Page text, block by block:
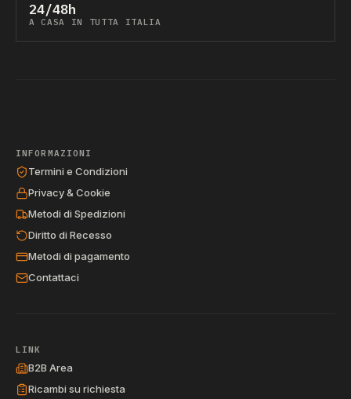
24/48h
A CASA IN TUTTA ITALIA
INFORMAZIONI
Termini e Condizioni
Privacy & Cookie
Metodi di Spedizioni
Diritto di Recesso
Metodi di pagamento
Contattaci
LINK
B2B Area
Ricambi su richiesta